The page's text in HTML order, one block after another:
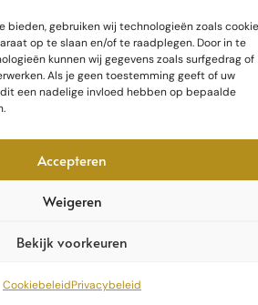
bieden, gebruiken wij technologieën zoals
op te slaan en/of te raadplegen. Door in te
kunnen wij gegevens zoals surfgedrag of
Als je geen toestemming geeft of uw
een nadelige invloed hebben op bepaalde
Accepteren
Weigeren
Bekijk voorkeuren
CookiebeleidPrivacybeleid